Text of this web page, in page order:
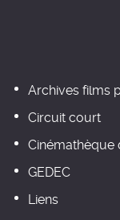
Archives films
Circuit court
Cinémathèque
GEDEC
Liens